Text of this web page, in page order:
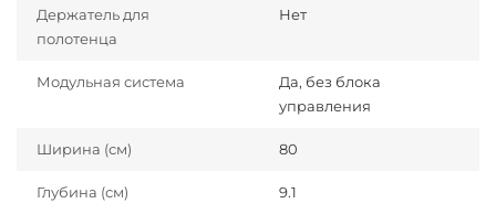
Держатель для
полотенца
Нет
Модульная система
Да, без блока
управления
Ширина (см) 80
Глубина (см) 9.1